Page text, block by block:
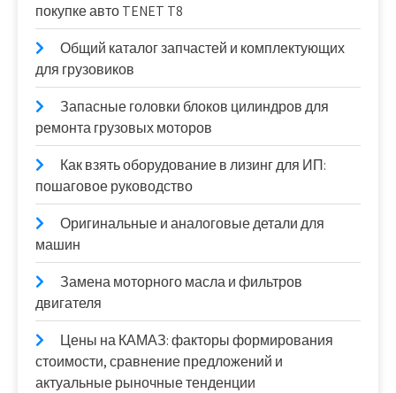
покупке авто TENET T8
Общий каталог запчастей и комплектующих
для грузовиков
Запасные головки блоков цилиндров для
ремонта грузовых моторов
Как взять оборудование в лизинг для ИП:
пошаговое руководство
Оригинальные и аналоговые детали для
машин
Замена моторного масла и фильтров
двигателя
Цены на КАМАЗ: факторы формирования
стоимости, сравнение предложений и
актуальные рыночные тенденции